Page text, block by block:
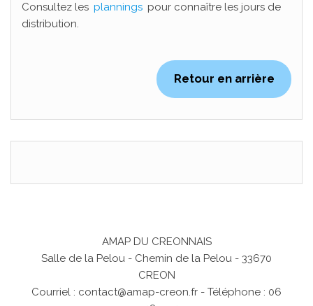
Consultez les plannings pour connaître les jours de
distribution.
Retour en arrière
AMAP DU CREONNAIS
Salle de la Pelou - Chemin de la Pelou - 33670
CREON
Courriel : contact@amap-creon.fr - Téléphone : 06